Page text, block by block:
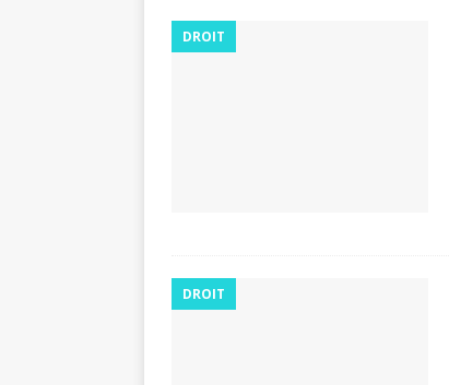
DROIT
DROIT